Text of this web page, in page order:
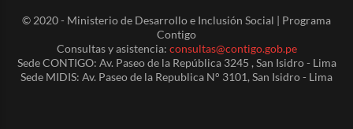
© 2020 - Ministerio de Desarrollo e Inclusión Social | Programa
Contigo
Consultas y asistencia: consultas@contigo.gob.pe
Sede CONTIGO: Av. Paseo de la República 3245 , San Isidro - Lima
Sede MIDIS: Av. Paseo de la Republica N° 3101, San Isidro - Lima